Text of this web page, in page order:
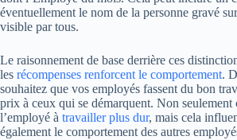
éventuellement le nom de la personne gravé
visible par tous.
Le raisonnement de base derrière ces
les récompenses renforcent le comportement.
souhaitez que vos employés fassent du bon
prix à ceux qui se démarquent. Non seulement
l’employé à travailler plus dur, mais cela
également le comportement des autres